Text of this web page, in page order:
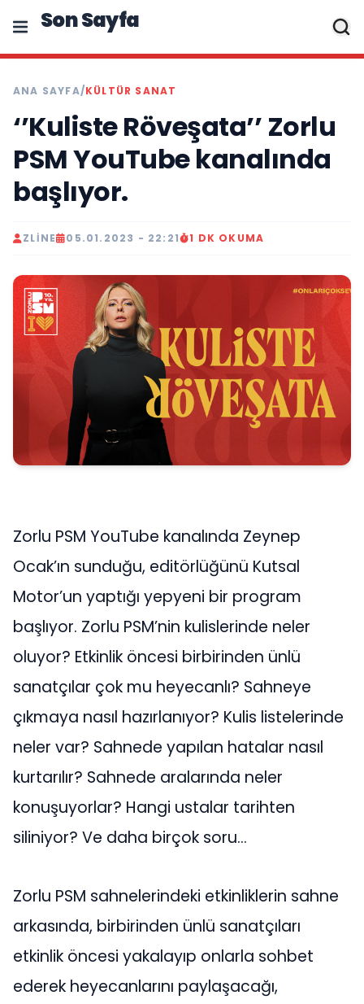
Son Sayfa
ANA SAYFA/KÜLTÜR SANAT
‘’Kuliste Röveşata’’ Zorlu
PSM YouTube kanalında
başlıyor.
ZLINE 05.01.2023 - 22:21 1 DK OKUMA
Zorlu PSM YouTube kanalında Zeynep
Ocak’ın sunduğu, editörlüğünü Kutsal
Motor’un yaptığı yepyeni bir program
başlıyor. Zorlu PSM’nin kulislerinde neler
oluyor? Etkinlik öncesi birbirinden ünlü
sanatçılar çok mu heyecanlı? Sahneye
çıkmaya nasıl hazırlanıyor? Kulis listelerinde
neler var? Sahnede yapılan hatalar nasıl
kurtarılır? Sahnede aralarında neler
konuşuyorlar? Hangi ustalar tarihten
siliniyor? Ve daha birçok soru…
Zorlu PSM sahnelerindeki etkinliklerin sahne
arkasında, birbirinden ünlü sanatçıları
etkinlik öncesi yakalayıp onlarla sohbet
ederek heyecanlarını paylaşacağı,